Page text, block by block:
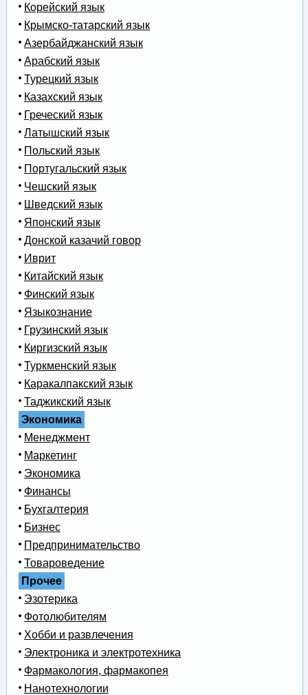
Корейский язык
Крымско-татарский язык
Азербайджанский язык
Арабский язык
Турецкий язык
Казахский язык
Греческий язык
Латышский язык
Польский язык
Португальский язык
Чешский язык
Шведский язык
Японский язык
Донской казачий говор
Иврит
Китайский язык
Финский язык
Языкознание
Грузинский язык
Киргизский язык
Туркменский язык
Каракалпакский язык
Таджикский язык
Экономика
Менеджмент
Маркетинг
Экономика
Финансы
Бухгалтерия
Бизнес
Предпринимательство
Товароведение
Прочее
Эзотерика
Фотолюбителям
Хобби и развлечения
Электроника и электротехника
Фармакология, фармакопея
Нанотехнологии